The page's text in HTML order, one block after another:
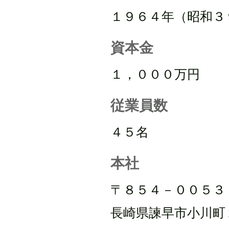
１９６４年（昭和３
資本金
１，０００万円
従業員数
​４５名
本社
〒８５４－００５３
長崎県諫早市小川町